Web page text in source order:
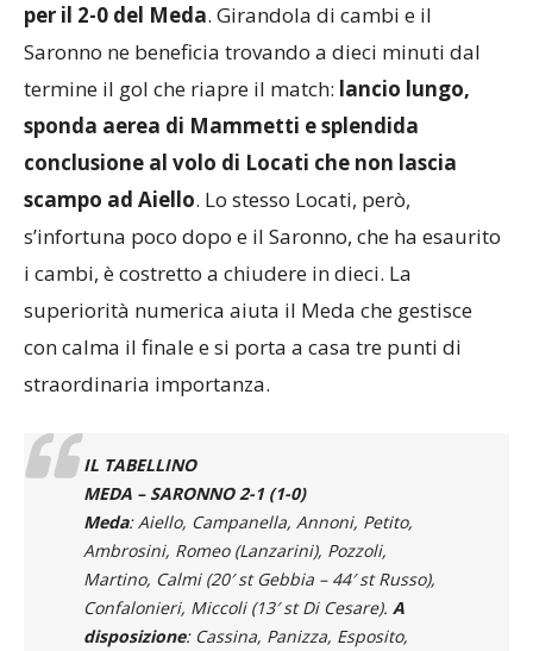
per il 2-0 del Meda. Girandola di cambi e il
Saronno ne beneficia trovando a dieci minuti dal
termine il gol che riapre il match: lancio lungo,
sponda aerea di Mammetti e splendida
conclusione al volo di Locati che non lascia
scampo ad Aiello. Lo stesso Locati, però,
s’infortuna poco dopo e il Saronno, che ha esaurito
i cambi, è costretto a chiudere in dieci. La
superiorità numerica aiuta il Meda che gestisce
con calma il finale e si porta a casa tre punti di
straordinaria importanza.
IL TABELLINO
MEDA – SARONNO 2-1 (1-0)
Meda: Aiello, Campanella, Annoni, Petito,
Ambrosini, Romeo (Lanzarini), Pozzoli,
Martino, Calmi (20′ st Gebbia – 44′ st Russo),
Confalonieri, Miccoli (13′ st Di Cesare). A
disposizione: Cassina, Panizza, Esposito,